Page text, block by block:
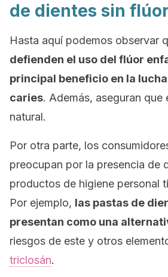
de dientes sin
Hasta aquí podemos observar
defienden el uso del flúor
principal beneficio en la
caries. Además, aseguran que
natural.
Por otra parte, los
preocupan por la presencia de
productos de higiene personal
Por ejemplo, las pastas de
presentan como una
riesgos de este y otros
triclosán.